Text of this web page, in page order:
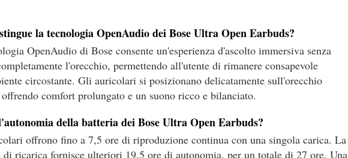
la tecnologia OpenAudio dei Bose Ultra Open Earbuds?
OpenAudio di Bose consente un'esperienza d'ascolto immersiva senza
l'orecchio, permettendo all'utente di rimanere consapevole
circostante. Gli auricolari si posizionano delicatamente sull'orecchio
comfort prolungato e un suono ricco e bilanciato.
della batteria dei Bose Ultra Open Earbuds?
offrono fino a 7,5 ore di riproduzione continua con una singola carica. La
di ricarica fornisce ulteriori 19,5 ore di autonomia, per un totale di 27 ore. Una